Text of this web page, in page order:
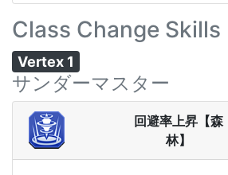
Class Change Skills
Vertex 1
サンダーマスター
回避率上昇【森
林】